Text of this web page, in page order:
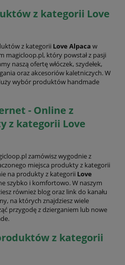
z kategorii Love
z kategorii Love Alpaca w
magicloop.pl, który powstał z pasji
naszą ofertę włóczek, szydełek,
oraz akcesoriów kaletniczych. W
wybór produktów handmade
- Online z
z kategorii Love
zamówisz wygodnie z
miejsca produkty z kategorii
na produkty z kategorii Love
szybko i komfortowo. W naszym
również blog oraz link do kanału
na których znajdziesz wiele
przygodę z dzierganiem lub nowe
z kategorii